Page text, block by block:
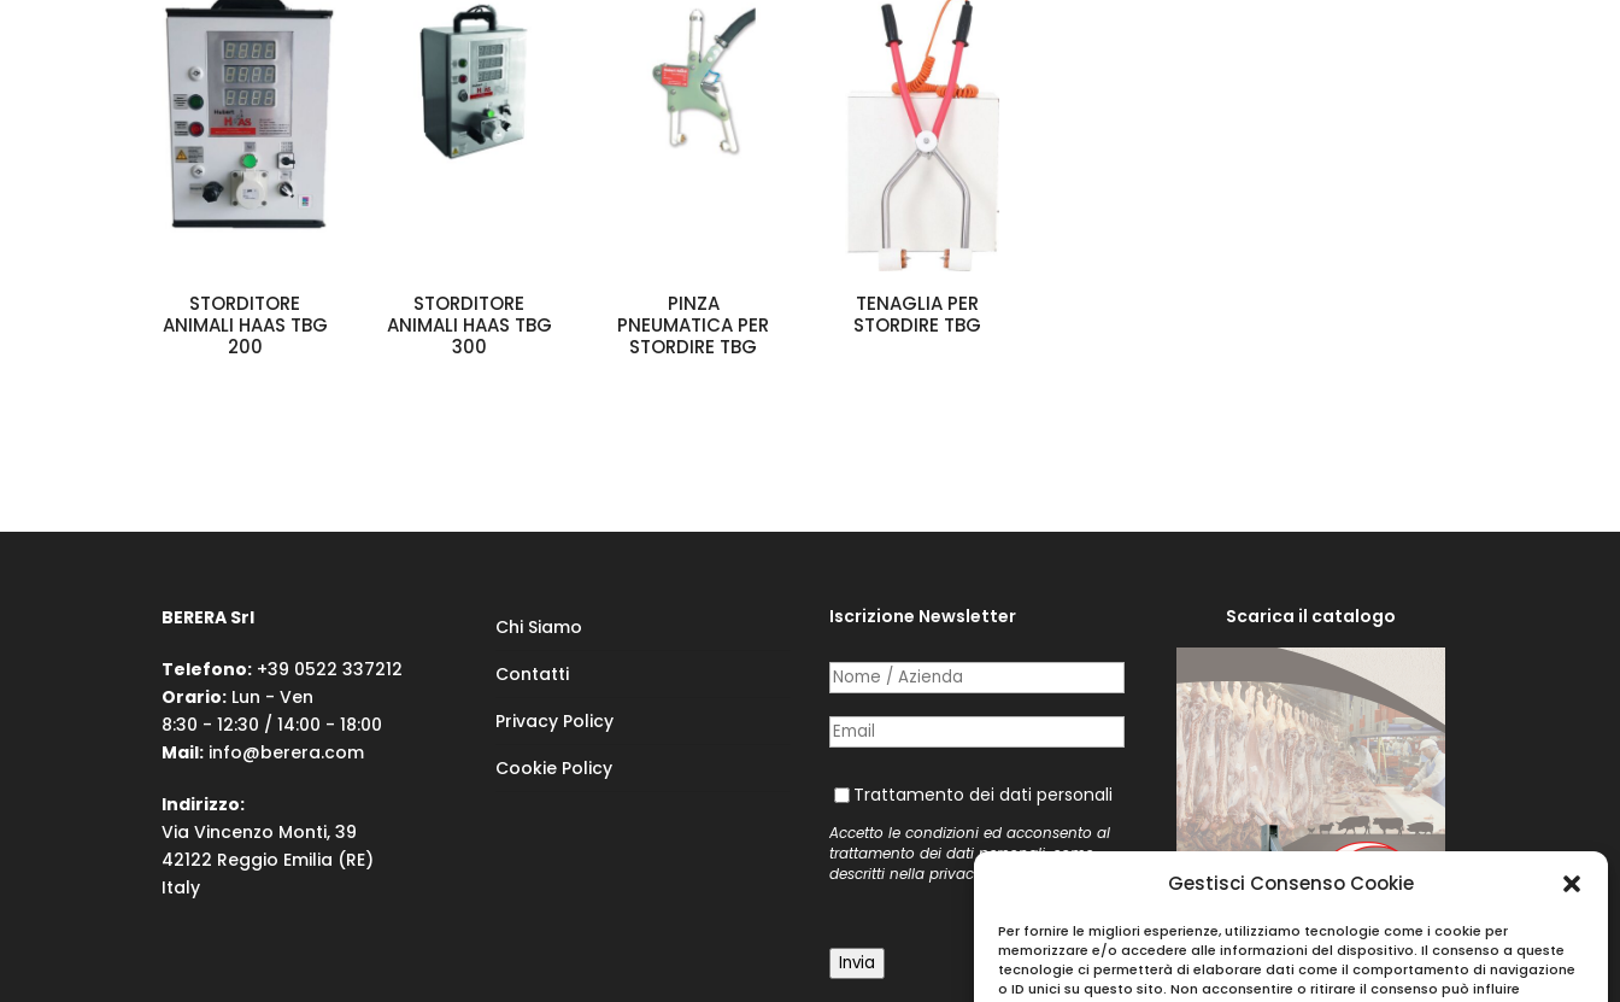
Gestisci Consenso Cookie
Per fornire le migliori esperienze, utilizziamo tecnologie come i cookie per
memorizzare e/o accedere alle informazioni del dispositivo. Il consenso a queste
tecnologie ci permetterà di elaborare dati come il comportamento di navigazione
o ID unici su questo sito. Non acconsentire o ritirare il consenso può influire
STORDITORE
ANIMALI HAAS TBG
200
STORDITORE
ANIMALI HAAS TBG
300
PINZA
PNEUMATICA PER
STORDIRE TBG
TENAGLIA PER
STORDIRE TBG
BERERA Srl
Telefono: +39 0522 337212
Orario: Lun - Ven
8:30 - 12:30 / 14:00 - 18:00
Mail: info@berera.com
Indirizzo:
Via Vincenzo Monti, 39
42122 Reggio Emilia (RE)
Italy
Chi Siamo
Contatti
Privacy Policy
Cookie Policy
Iscrizione Newsletter
Nome /​ Azienda
Posta elettronica
Trattamento dei dati personali
Trattamento dei dati personali
Accetto le condizioni ed acconsento al
trattamento dei dati personali, come
descritti nellaprivacy policy
Invia
Scarica il catalogo